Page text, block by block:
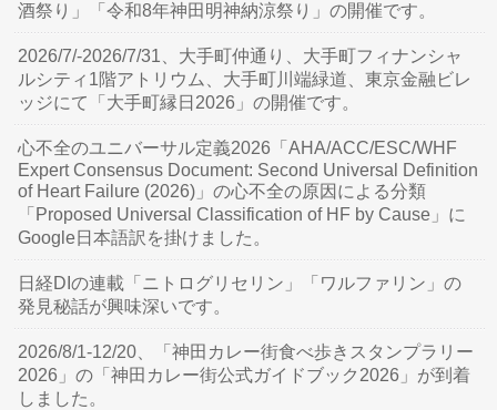
酒祭り」「令和8年神田明神納涼祭り」の開催です。
2026/7/-2026/7/31、大手町仲通り、大手町フィナンシャ
ルシティ1階アトリウム、大手町川端緑道、東京金融ビレ
ッジにて「大手町縁日2026」の開催です。
心不全のユニバーサル定義2026「AHA/ACC/ESC/WHF
Expert Consensus Document: Second Universal Definition
of Heart Failure (2026)」の心不全の原因による分類
「Proposed Universal Classification of HF by Cause」に
Google日本語訳を掛けました。
日経DIの連載「ニトログリセリン」「ワルファリン」の
発見秘話が興味深いです。
2026/8/1-12/20、「神田カレー街食べ歩きスタンプラリー
2026」の「神田カレー街公式ガイドブック2026」が到着
しました。